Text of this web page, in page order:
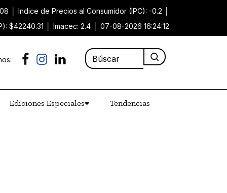
Indice de Precios al Consumidor (IPC): -0.2
$42240.31 Imacec: 2.4 07-08-2026 16:24:12
Ediciones Especiales Tendencias